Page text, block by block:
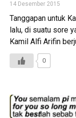
14 Desember 2015
Tanggapan untuk
lalu, di suatu sore
Kamil Alfi Arifin
0